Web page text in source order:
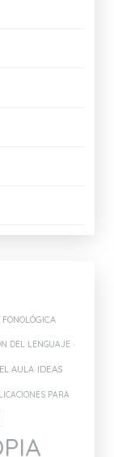
DEL LENGUAJE
AULA IDEAS
PARA